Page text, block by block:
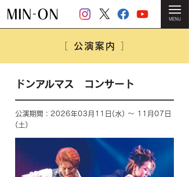
MENU
［ 公演案内 ］
ドンアルマス コンサート
公演期間：2026年03月11日(水) ～ 11月07日
(土)